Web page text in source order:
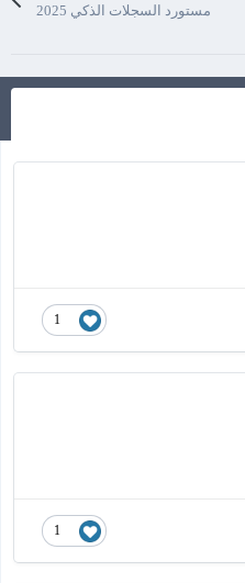
مستورد السجلات الذكي 2025
1
1